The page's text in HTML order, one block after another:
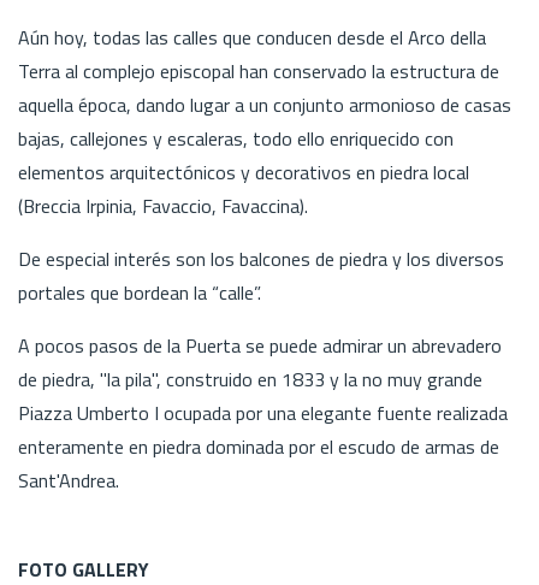
Aún hoy, todas las calles que conducen desde el Arco della
Terra al complejo episcopal han conservado la estructura de
aquella época, dando lugar a un conjunto armonioso de casas
bajas, callejones y escaleras, todo ello enriquecido con
elementos arquitectónicos y decorativos en piedra local
(Breccia Irpinia, Favaccio, Favaccina).
De especial interés son los balcones de piedra y los diversos
portales que bordean la “calle”.
A pocos pasos de la Puerta se puede admirar un abrevadero
de piedra, "la pila", construido en 1833 y la no muy grande
Piazza Umberto I ocupada por una elegante fuente realizada
enteramente en piedra dominada por el escudo de armas de
Sant'Andrea.
FOTO GALLERY